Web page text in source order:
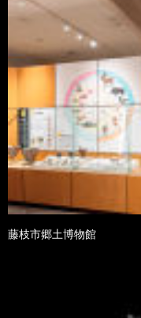
藤枝市郷土博物館